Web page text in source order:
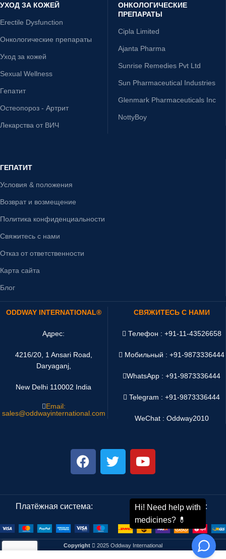
УХОД ЗА КОЖЕЙ
Erectile Dysfunction
Онкологические препараты
Уход за кожей
Sexual Wellness
Гепатит
Остеопороз - Артрит
Лекарства от ВИЧ
ОНКОЛОГИЧЕСКИЕ
ПРЕПАРАТЫ
Cipla Limited
Ajanta Pharma
Sunrise Remedies Pvt Ltd
Sun Pharmaceutical Industries
Glenmark Pharmaceuticals Inc
NottyBoy
ГЕПАТИТ
Условия & положения
Возврат и возмещение
Политика конфиденциальности
Свяжитесь с нами
Отказ от ответственности
Карта сайта
Блог
ODDWAY INTERNATIONAL®
Адрес:
4216/20, 1 Ansari Road,
Daryaganj,
New Delhi 110002 India
Email:
sales@oddwayinternational.com
СВЯЖИТЕСЬ С НАМИ
Телефон : +91-11-43526658
Мобильный : +91-9873336444
WhatsApp :+91-9873336444
Telegram : +91-9873336444
WeChat : Oddway2010
Платёжная система: Система доставки:
Copyright 2025 Oddway International